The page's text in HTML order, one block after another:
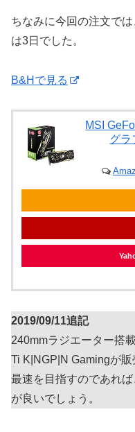
ちなみに今回の注文で
は3日でした。
B&Hで見る
MSI
グラ
2019/09/11追記
240mmラジエーター搭
Ti K|NGP|N Gamingが販
最速を目指すのであれ
が良いでしょう。